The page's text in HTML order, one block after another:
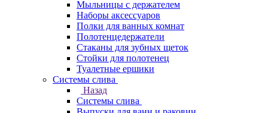
Мыльницы с держателем
Наборы аксессуаров
Полки для ванных комнат
Полотенцедержатели
Стаканы для зубных щеток
Стойки для полотенец
Туалетные ершики
Системы слива
Назад
Системы слива